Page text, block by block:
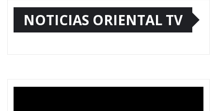
NOTICIAS ORIENTAL TV